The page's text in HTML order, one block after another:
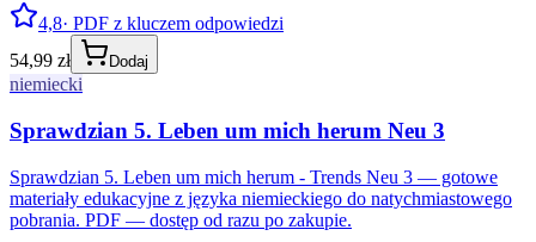
4,8· PDF z kluczem odpowiedzi
54,99 zł
Dodaj
niemiecki
Sprawdzian 5. Leben um mich herum Neu 3
Sprawdzian 5. Leben um mich herum - Trends Neu 3 — gotowe
materiały edukacyjne z języka niemieckiego do natychmiastowego
pobrania. PDF — dostęp od razu po zakupie.